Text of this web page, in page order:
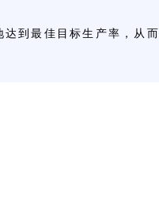
达到最佳目标生产率，从而